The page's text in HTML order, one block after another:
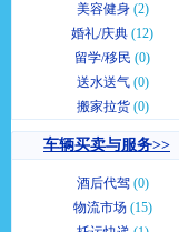
美容健身 (2)
婚礼/庆典 (12)
留学/移民 (0)
送水送气 (0)
搬家拉货 (0)
车辆买卖与服务>>
酒后代驾 (0)
物流市场 (15)